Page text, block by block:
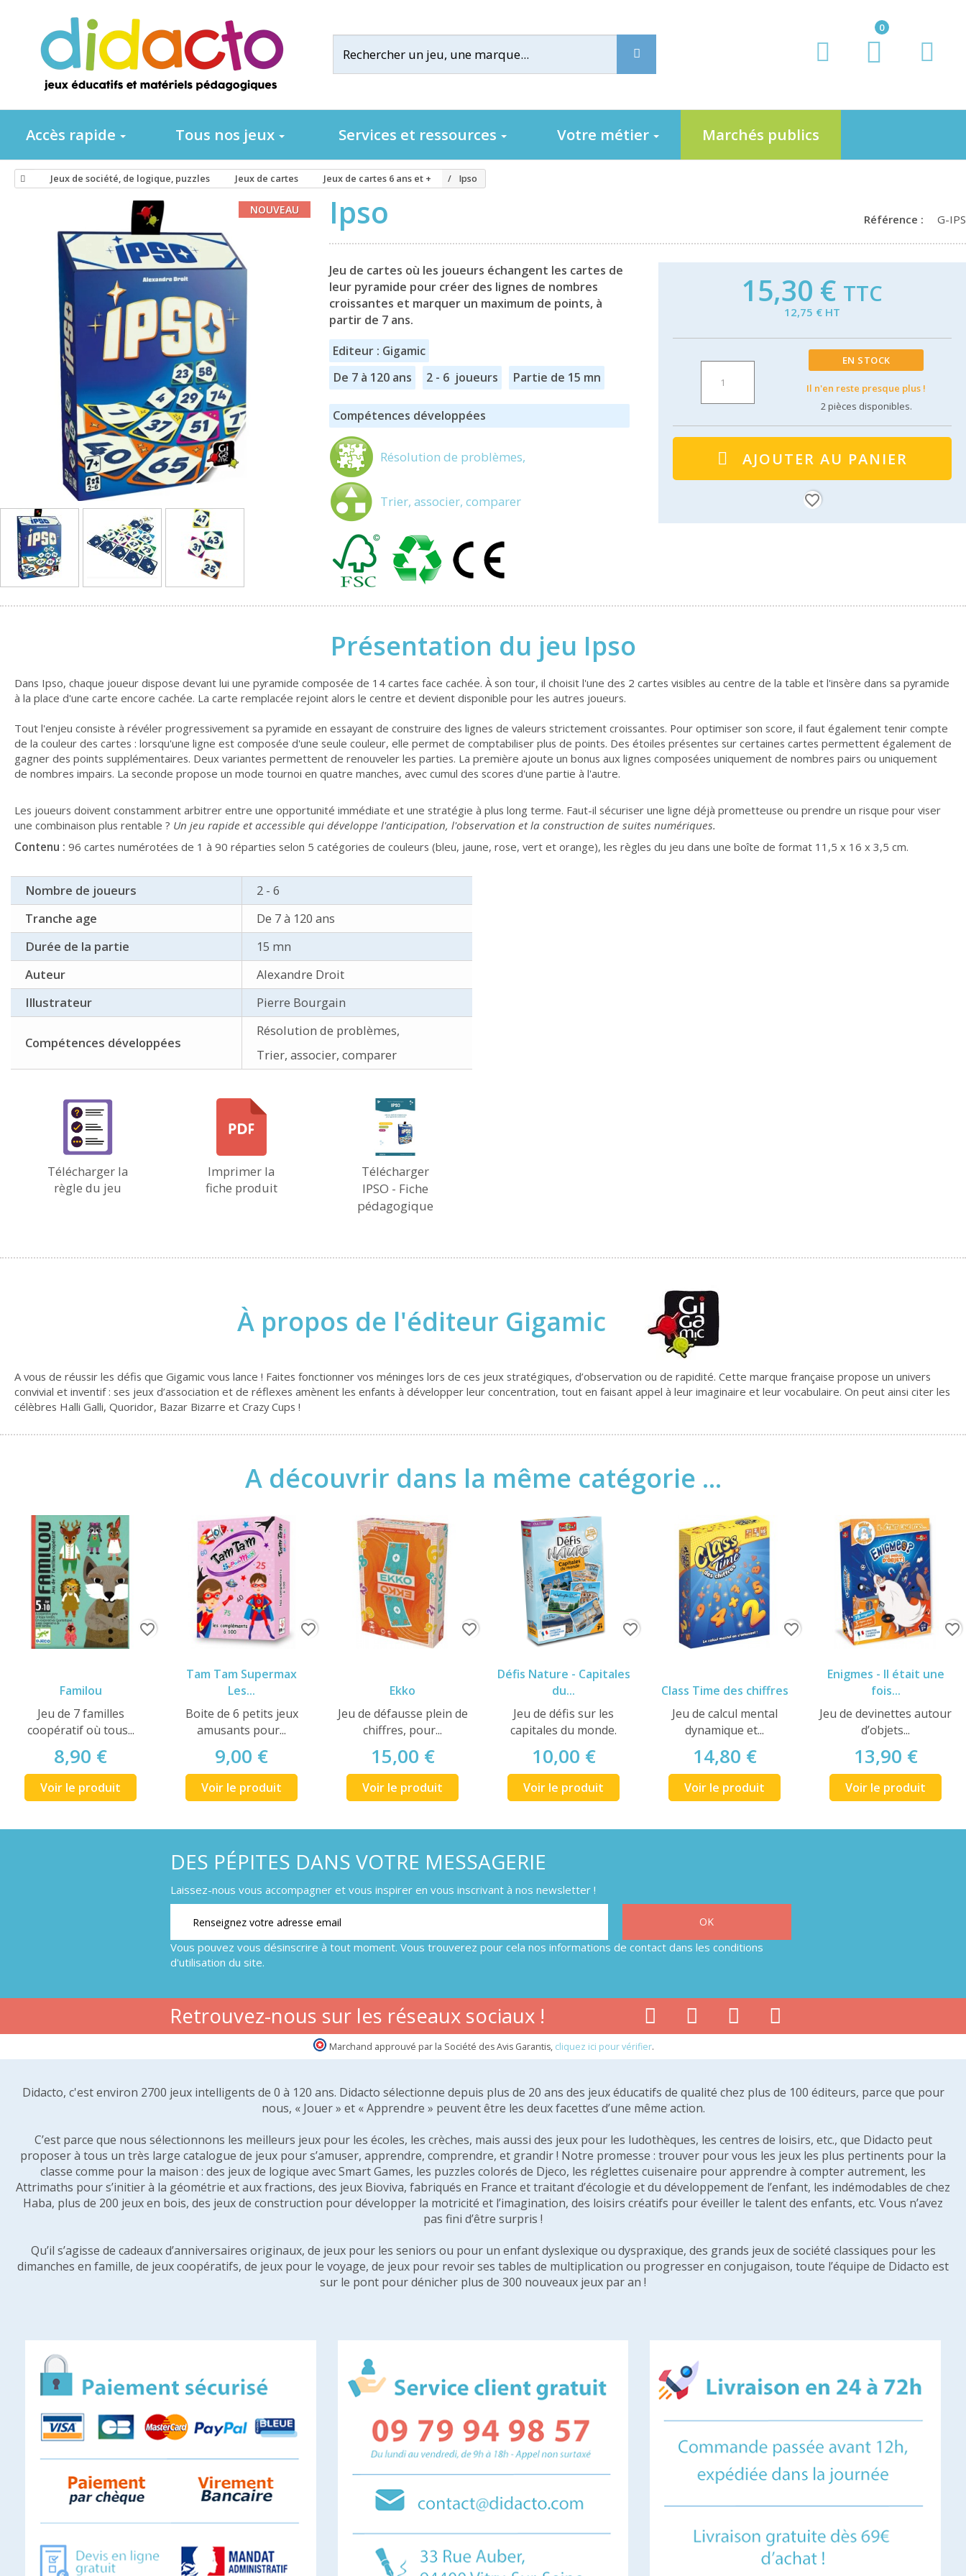
0
Accès rapide Tous nos jeux Services et ressources Votre métier Marchés publics
Jeux de société, de logique, puzzles Jeux de cartes Jeux de cartes 6 ans et + Ipso
NOUVEAU Ipso Référence : G-IPS
Jeu de cartes où les joueurs échangent les cartes de
leur pyramide pour créer des lignes de nombres
croissantes et marquer un maximum de points, à
partir de 7 ans.
Editeur : Gigamic
De 7 à 120 ans
2 - 6 joueurs Partie de 15 mn
Compétences développées
Résolution de problèmes,
Trier, associer, comparer
15,30 € TTC
12,75 € HT
EN STOCK
Il n'en reste presque plus !
2pièces disponibles.
AJOUTER AU PANIER
favorite_border
Présentation du jeu Ipso
Dans Ipso, chaque joueur dispose devant lui une pyramide composée de 14 cartes face cachée. À son tour, il choisit l'une des 2 cartes visibles au centre de la table et l'insère dans sa pyramide
à la place d'une carte encore cachée. La carte remplacée rejoint alors le centre et devient disponible pour les autres joueurs.
Tout l'enjeu consiste à révéler progressivement sa pyramide en essayant de construire des lignes de valeurs strictement croissantes. Pour optimiser son score, il faut également tenir compte
de la couleur des cartes : lorsqu'une ligne est composée d'une seule couleur, elle permet de comptabiliser plus de points. Des étoiles présentes sur certaines cartes permettent également de
gagner des points supplémentaires. Deux variantes permettent de renouveler les parties. La première ajoute un bonus aux lignes composées uniquement de nombres pairs ou uniquement
de nombres impairs. La seconde propose un mode tournoi en quatre manches, avec cumul des scores d'une partie à l'autre.
Les joueurs doivent constamment arbitrer entre une opportunité immédiate et une stratégie à plus long terme. Faut-il sécuriser une ligne déjà prometteuse ou prendre un risque pour viser
une combinaison plus rentable ? Un jeu rapide et accessible qui développe l'anticipation, l'observation et la construction de suites numériques.
Contenu : 96 cartes numérotées de 1 à 90 réparties selon 5 catégories de couleurs (bleu, jaune, rose, vert et orange), les règles du jeu dans une boîte de format 11,5 x 16 x 3,5 cm.
Nombre de joueurs
2 - 6
Tranche age
De 7 à 120 ans
Durée de la partie
15 mn
Auteur
Alexandre Droit
Illustrateur
Pierre Bourgain
Compétences développées
Résolution de problèmes,
Trier, associer, comparer
Télécharger la
règle du jeu
Imprimer la
fiche produit
Télécharger
IPSO - Fiche
pédagogique
À propos de l'éditeur Gigamic
A vous de réussir les défis que Gigamic vous lance ! Faites fonctionner vos méninges lors de ces jeux stratégiques, d’observation ou de rapidité. Cette marque française propose un univers
convivial et inventif : ses jeux d’association et de réflexes amènent les enfants à développer leur concentration, tout en faisant appel à leur imaginaire et leur vocabulaire. On peut ainsi citer les
célèbres Halli Galli, Quoridor, Bazar Bizarre et Crazy Cups !
A découvrir dans la même catégorie ...
Familou
Jeu de 7 familles
coopératif où tous...
8,90 €
Voir le produit
favorite_border
Tam Tam Supermax
Les...
Boite de 6 petits jeux
amusants pour...
9,00 €
Voir le produit
favorite_border
Ekko
Jeu de défausse plein de
chiffres, pour...
15,00 €
Voir le produit
favorite_border
Défis Nature - Capitales
du...
Jeu de défis sur les
capitales du monde.
10,00 €
Voir le produit
favorite_border
Class Time des chiffres
Jeu de calcul mental
dynamique et...
14,80 €
Voir le produit
favorite_border
Enigmes - Il était une
fois...
Jeu de devinettes autour
d’objets...
13,90 €
Voir le produit
favorite_border
DES PÉPITES DANS VOTRE MESSAGERIE
Laissez-nous vous accompagner et vous inspirer en vous inscrivant à nos newsletter !
Vous pouvez vous désinscrire à tout moment. Vous trouverez pour cela nos informations de contact dans les conditions
d'utilisation du site.
Retrouvez-nous sur les réseaux sociaux !
Marchand approuvé par la Société des Avis Garantis, cliquez ici pour vérifier.
Didacto, c'est environ 2700 jeux intelligents de 0 à 120 ans. Didacto sélectionne depuis plus de 20 ans des jeux éducatifs de qualité chez plus de 100 éditeurs, parce que pour
nous, « Jouer » et « Apprendre » peuvent être les deux facettes d’une même action.
C’est parce que nous sélectionnons les meilleurs jeux pour les écoles, les crèches, mais aussi des jeux pour les ludothèques, les centres de loisirs, etc., que Didacto peut
proposer à tous un très large catalogue de jeux pour s’amuser, apprendre, comprendre, et grandir ! Notre promesse : trouver pour vous les jeux les plus pertinents pour la
classe comme pour la maison : des jeux de logique avec Smart Games, les puzzles colorés de Djeco, les réglettes cuisenaire pour apprendre à compter autrement, les
Attrimaths pour s’initier à la géométrie et aux fractions, des jeux Bioviva, fabriqués en France et traitant d’écologie et du développement de l’enfant, les indémodables de chez
Haba, plus de 200 jeux en bois, des jeux de construction pour développer la motricité et l’imagination, des loisirs créatifs pour éveiller le talent des enfants, etc. Vous n’avez
pas fini d’être surpris !
Qu’il s’agisse de cadeaux d’anniversaires originaux, de jeux pour les seniors ou pour un enfant dyslexique ou dyspraxique, des grands jeux de société classiques pour les
dimanches en famille, de jeux coopératifs, de jeux pour le voyage, de jeux pour revoir ses tables de multiplication ou progresser en conjugaison, toute l’équipe de Didacto est
sur le pont pour dénicher plus de 300 nouveaux jeux par an !